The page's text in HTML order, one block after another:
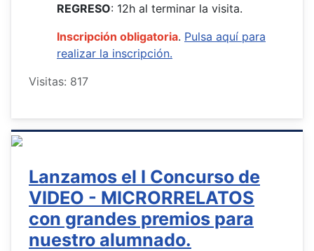
REGRESO: 12h al terminar la visita.
Inscripción obligatoria. Pulsa aquí para
realizar la inscripción.
Visitas: 817
Lanzamos el I Concurso de
VIDEO - MICRORRELATOS
con grandes premios para
nuestro alumnado.